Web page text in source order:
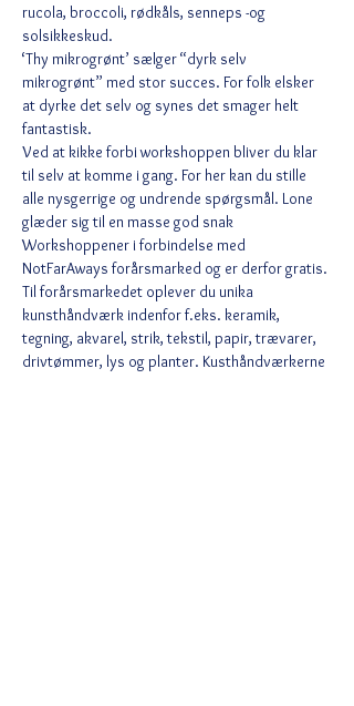
rucola, broccoli, rødkåls, senneps -og
solsikkeskud.
‘Thy mikrogrønt’ sælger “dyrk selv
mikrogrønt” med stor succes. For folk elsker
at dyrke det selv og synes det smager helt
fantastisk.
Ved at kikke forbi workshoppen bliver du klar
til selv at komme i gang. For her kan du stille
alle nysgerrige og undrende spørgsmål. Lone
glæder sig til en masse god snak
Workshoppener i forbindelse med
NotFarAways forårsmarked og er derfor gratis.
Til forårsmarkedet oplever du unika
kunsthåndværk indenfor f.eks. keramik,
tegning, akvarel, strik, tekstil, papir, trævarer,
drivtømmer, lys og planter. Kusthåndværkerne